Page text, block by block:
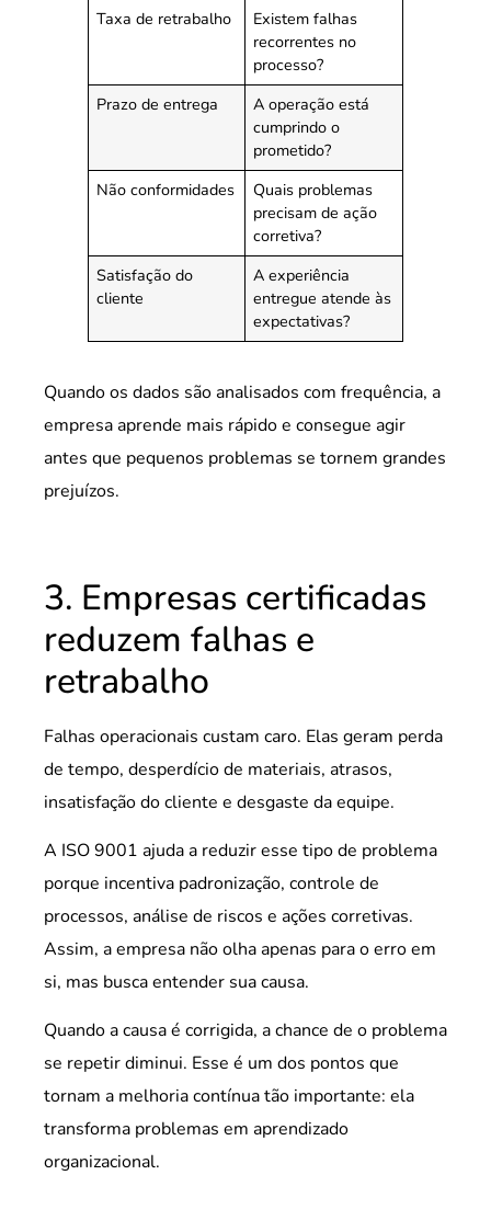
Taxa de retrabalho
Existem falhas
recorrentes no
processo?
Prazo de entrega
A operação está
cumprindo o
prometido?
Não conformidades
Quais problemas
precisam de ação
corretiva?
Satisfação do
cliente
A experiência
entregue atende às
expectativas?
Quando os dados são analisados com frequência, a
empresa aprende mais rápido e consegue agir
antes que pequenos problemas se tornem grandes
prejuízos.
3. Empresas certificadas
reduzem falhas e
retrabalho
Falhas operacionais custam caro. Elas geram perda
de tempo, desperdício de materiais, atrasos,
insatisfação do cliente e desgaste da equipe.
A ISO 9001 ajuda a reduzir esse tipo de problema
porque incentiva padronização, controle de
processos, análise de riscos e ações corretivas.
Assim, a empresa não olha apenas para o erro em
si, mas busca entender sua causa.
Quando a causa é corrigida, a chance de o problema
se repetir diminui. Esse é um dos pontos que
tornam a melhoria contínua tão importante: ela
transforma problemas em aprendizado
organizacional.